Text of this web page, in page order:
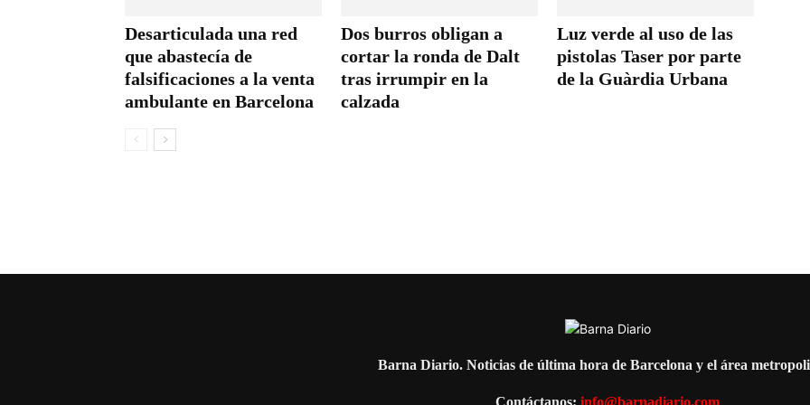
Desarticulada una red
que abastecía de
falsificaciones a la venta
ambulante en Barcelona
Dos burros obligan a
cortar la ronda de Dalt
tras irrumpir en la
calzada
Luz verde al uso de las
pistolas Taser por parte
de la Guàrdia Urbana
Barna Diario. Noticias de última hora de Barcelona y el área
Contáctanos: info@barnadiario.com